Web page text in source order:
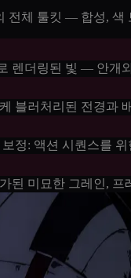
전체 툴킷 — 합성,
렌더링된 빛 — 안개
블러처리된 전경과
정: 액션 시퀀스를
된 미묘한 그레인,